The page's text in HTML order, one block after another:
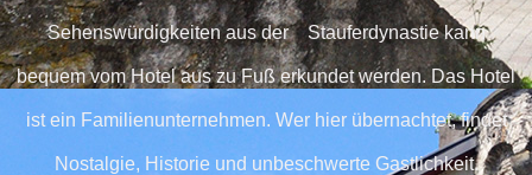
Sehenswürdigkeiten aus derStaufer­dy­nastie kann
bequem vom Hotel aus zu Fuß erkundet werden. Das Hotel
ist ein Familienunternehmen. Wer hier übernachtet, findet
Nostalgie, Historie und unbeschwerte Gastlichkeit.